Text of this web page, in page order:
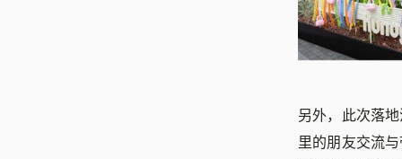
另外，此次落
里的朋友交流